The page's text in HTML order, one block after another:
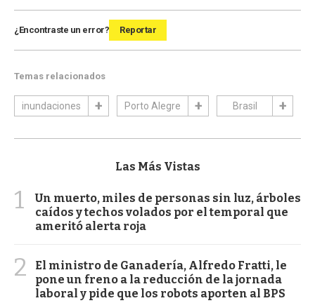
¿Encontraste un error? Reportar
Temas relacionados
inundaciones Porto Alegre Brasil
Las Más Vistas
1
Un muerto, miles de personas sin luz, árboles
caídos y techos volados por el temporal que
ameritó alerta roja
2
El ministro de Ganadería, Alfredo Fratti, le
pone un freno a la reducción de la jornada
laboral y pide que los robots aporten al BPS